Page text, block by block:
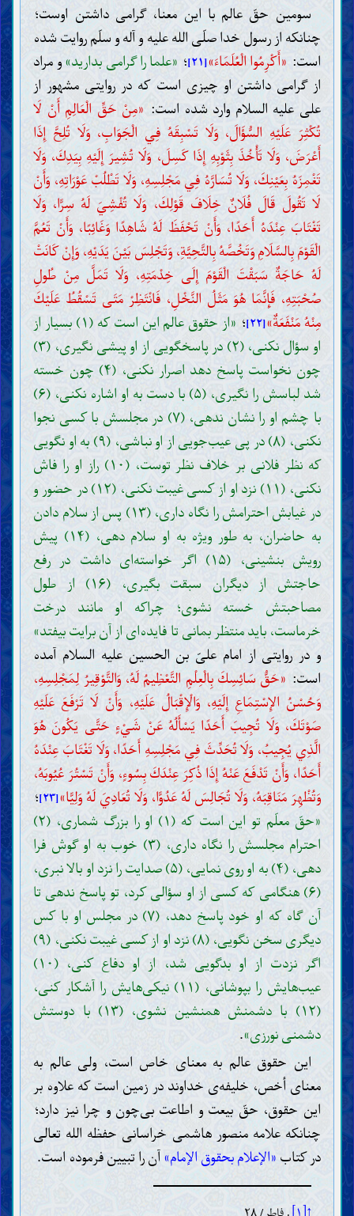
سومین حقّ عالم با این معنا، گرامی داشتن اوست؛
چنانکه از رسول خدا صلّی الله علیه و آله و سلّم روایت شده
است: «أَكْرِمُوا الْعُلَمَاءَ»[۲۱] ؛ «علما را گرامی بدارید»و مراد
از گرامی داشتن او چیزی است که در روایتی مشهور از
علی علیه السلام وارد شده است: «مِنْ حَقِّ الْعَالِمِ أَنْ لَا
تُكْثِرَ عَلَيْهِ السُّؤَالَ، وَلَا تَسْبِقَهُ فِي الْجَوَابِ، وَلَا تُلِحَّ إِذَا
أَعْرَضَ، وَلَا تَأْخُذَ بِثَوْبِهِ إِذَا كَسِلَ، وَلَا تُشِيرَ إِلَيْهِ بِيَدِكَ، وَلَا
تَغْمِزَهُ بِعَيْنِكَ، وَلَا تُسَارَّهُ فِي مَجْلِسِهِ، وَلَا تَطْلُبْ عَوْرَاتِهِ، وَأَنْ
لَا تَقُولَ قَالَ فُلَانٌ خِلَافَ قَوْلِكَ، وَلَا تُفْشِيَ لَهُ سِرًّا، وَلَا
تَغْتَابَ عِنْدَهُ أَحَدًا، وَأَنْ تَحْفَظَ لَهُ شَاهِدًا وَغَائِبًا، وَأَنْ تَعُمَّ
الْقَوْمَ بِالسَّلَامِ وَتَخُصَّهُ بِالتَّحِيَّةِ، وَتَجْلِسَ بَيْنَ يَدَيْهِ، وَإِنْ كَانَتْ
لَهُ حَاجَةٌ سَبَقْتَ الْقَوْمَ إِلَى خِدْمَتِهِ، وَلَا تَمَلَّ مِنْ طُولِ
صُحْبَتِهِ، فَإِنَّمَا هُوَ مَثَلُ النَّخْلِ، فَانْتَظِرْ مَتَى تَسْقُطُ عَلَيْكَ
مِنْهُ مَنْفَعَةٌ»[۲۲] ؛
«از حقوق عالم این است که (۱) بسیار از
او سؤال نکنی، (۲) در پاسخگویی از او پیشی نگیری، (۳)
چون نخواست پاسخ دهد اصرار نکنی، (۴) چون خسته
شد لباسش را نگیری، (۵) با دست به او اشاره نکنی، (۶)
با چشم او را نشان ندهی، (۷) در مجلسش با کسی نجوا
نکنی، (۸) در پی عیب‌جویی از او نباشی، (۹) به او نگویی
که نظر فلانی بر خلاف نظر توست، (۱۰) راز او را فاش
نکنی، (۱۱) نزد او از کسی غیبت نکنی، (۱۲) در حضور و
در غیابش احترامش را نگاه داری، (۱۳) پس از سلام دادن
به حاضران، به طور ویژه به او سلام دهی، (۱۴) پیش
رویش بنشینی، (۱۵) اگر خواسته‌ای داشت در رفع
حاجتش از دیگران سبقت بگیری، (۱۶) از طول
مصاحبتش خسته نشوی؛ چراکه او مانند درخت
خرماست، باید منتظر بمانی تا فایده‌ای از آن برایت بیفتد»
و در روایتی از امام علیّ بن الحسین علیه السلام آمده
است: «حَقُّ سَائِسِكَ بِالْعِلْمِ التَّعْظِيمُ لَهُ، وَالتَّوْقِيرُ لِمَجْلِسِهِ،
وَحُسْنُ الإِسْتِمَاعِ إِلَيْهِ، وَالْإِقْبَالُ عَلَيْهِ، وَأَنْ لَا تَرْفَعَ عَلَيْهِ
صَوْتَكَ، وَلَا تُجِيبَ أَحَدًا يَسْأَلُهُ عَنْ شَيْ‌ءٍ حَتَّى يَكُونَ هُوَ
الَّذِي يُجِيبُ، وَلَا تُحَدِّثَ فِي مَجْلِسِهِ أَحَدًا، وَلَا تَغْتَابَ عِنْدَهُ
أَحَدًا، وَأَنْ تَدْفَعَ عَنْهُ إِذَا ذُكِرَ عِنْدَكَ بِسُوءٍ، وَأَنْ تَسْتُرَ عُيُوبَهُ،
وَتُظْهِرَ مَنَاقِبَهُ، وَلَا تُجَالِسَ لَهُ عَدُوًّا، وَلَا تُعَادِيَ لَهُ وَلِيًّا»[۲۳]
؛
«حقّ معلّم تو این است که (۱) او را بزرگ شماری، (۲)
احترام مجلسش را نگاه داری، (۳) خوب به او گوش فرا
دهی، (۴) به او روی نمایی، (۵) صدایت را نزد او بالا نبری،
(۶) هنگامی که کسی از او سؤالی کرد، تو پاسخ ندهی تا
آن گاه که او خود پاسخ دهد، (۷) در مجلس او با کس
دیگری سخن نگویی، (۸) نزد او از کسی غیبت نکنی، (۹)
اگر نزدت از او بدگویی شد، از او دفاع کنی، (۱۰)
عیب‌هایش را بپوشانی، (۱۱) نیکی‌هایش را آشکار کنی،
(۱۲) با دشمنش همنشین نشوی، (۱۳) با دوستش
دشمنی نورزی».
این حقوق عالم به معنای خاص است، ولی عالم به
معنای أخص، خلیفه‌ی خداوند در زمین است که علاوه بر
این حقوق، حقّ بیعت و اطاعت بی‌چون و چرا نیز دارد؛
چنانکه علامه منصور هاشمی خراسانی حفظه الله تعالی
در کتاب«الإعلام بحقوق الإمام»آن را تبیین فرموده است.